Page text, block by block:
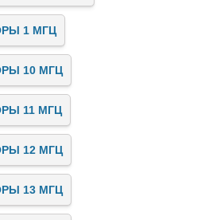
1 МГЦ
10 МГЦ
11 МГЦ
12 МГЦ
13 МГЦ